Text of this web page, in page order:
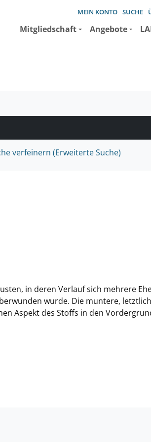
MEIN KONTO SUCHE
Mitgliedschaft Angebote
verfeinern (Erweiterte Suche)
in deren Verlauf sich mehrere
wurde. Die muntere,
Aspekt des Stoffs in den